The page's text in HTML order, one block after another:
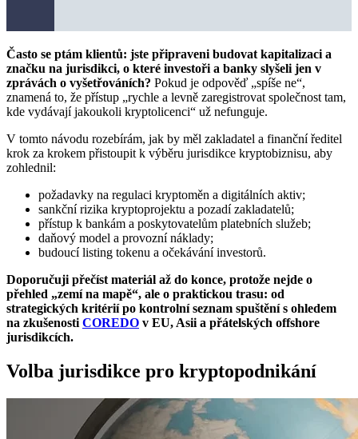
občanství zakladatelů
Rizika jurisdikcí, které nejsou v souladu s AML
Dlouhodobé důsledky pro investory
Odpovědi na otázky cílové skupiny: případové
studie
ROI daňově výhodných jurisdikcí pro kryptoměny
Ovlivňuje reputace jurisdikce zařazení tokenu na
burzu?
Jak integrovat AML a KYC do kryptobiznisu?
Kontrolní seznam spuštění kryptoprojektu
Klíčové závěry a kroky
Často se ptám klientů: jste připraveni budovat kapitalizaci a
značku na jurisdikci, o které investoři a banky slyšeli jen v
zprávách o vyšetřováních? Pokud je odpověď „spíše ne“,
znamená to, že přístup „rychle a levně zaregistrovat společnost tam,
kde vydávají jakoukoli kryptolicenci“ už nefunguje.
V tomto návodu rozebírám, jak by měl zakladatel a finanční ředitel
krok za krokem přistoupit k výběru jurisdikce kryptobiznisu, aby
zohlednil:
požadavky na regulaci kryptoměn a digitálních aktiv;
sankční rizika kryptoprojektu a pozadí zakladatelů;
přístup k bankám a poskytovatelům platebních služeb;
daňový model a provozní náklady;
budoucí listing tokenu a očekávání investorů.
Doporučuji přečíst materiál až do konce, protože nejde o
přehled „zemí na mapě“, ale o praktickou trasu: od
strategických kritérií po kontrolní seznam spuštění s ohledem
na zkušenosti COREDO v EU, Asii a přátelských offshore
jurisdikcích.
Volba jurisdikce pro kryptopodnikání